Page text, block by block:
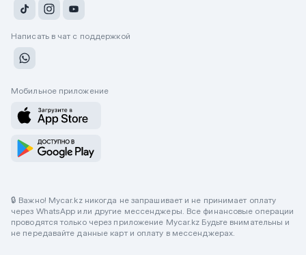
Написать в чат с поддержкой
Мобильное приложение
🔒 Важно! Mycar.kz никогда не запрашивает и не принимает оплату
через WhatsApp или другие мессенджеры. Все финансовые операции
проводятся только через приложение Mycar.kz Будьте внимательны и
не передавайте данные карт и оплату в мессенджерах.